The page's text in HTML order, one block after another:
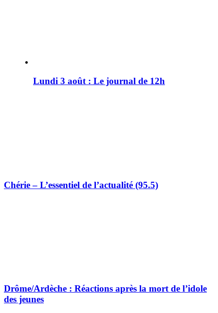
Lundi 3 août : Le journal de 12h
Chérie – L’essentiel de l’actualité (95.5)
Drôme/Ardèche : Réactions après la mort de l’idole
des jeunes